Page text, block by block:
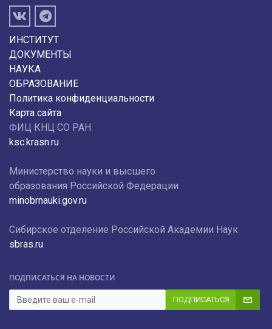
ИНСТИТУТ
ДОКУМЕНТЫ
НАУКА
ОБРАЗОВАНИЕ
Политика конфиденциальности
Карта сайта
ФИЦ КНЦ СО РАН
ksc.krasn.ru
Министерство науки и высшего
образования Российской Федерации
minobrnauki.gov.ru
Сибирское отделение Российской Академии Наук
sbras.ru
ПОДПИСАТЬСЯ НА НОВОСТИ
ПОДПИСАТЬСЯ